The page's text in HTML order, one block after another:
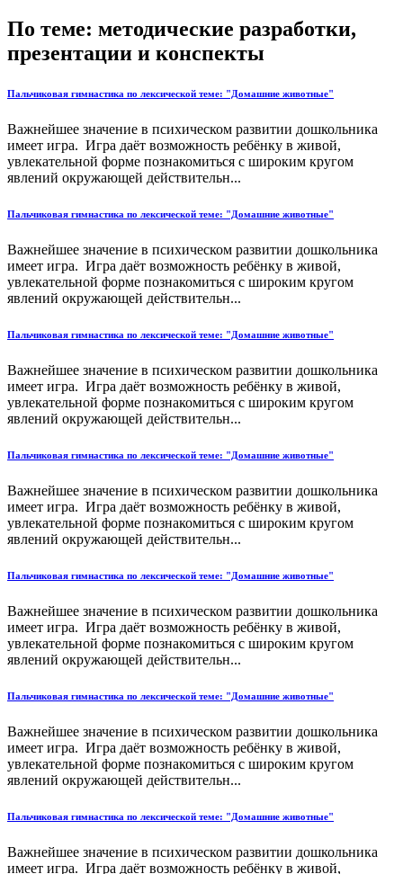
По теме: методические разработки,
презентации и конспекты
Пальчиковая гимнастика по лексической теме: "Домашние животные"
Важнейшее значение в психическом развитии дошкольника
имеет игра. Игра даёт возможность ребёнку в живой,
увлекательной форме познакомиться с широким кругом
явлений окружающей действительн...
Пальчиковая гимнастика по лексической теме: "Домашние животные"
Важнейшее значение в психическом развитии дошкольника
имеет игра. Игра даёт возможность ребёнку в живой,
увлекательной форме познакомиться с широким кругом
явлений окружающей действительн...
Пальчиковая гимнастика по лексической теме: "Домашние животные"
Важнейшее значение в психическом развитии дошкольника
имеет игра. Игра даёт возможность ребёнку в живой,
увлекательной форме познакомиться с широким кругом
явлений окружающей действительн...
Пальчиковая гимнастика по лексической теме: "Домашние животные"
Важнейшее значение в психическом развитии дошкольника
имеет игра. Игра даёт возможность ребёнку в живой,
увлекательной форме познакомиться с широким кругом
явлений окружающей действительн...
Пальчиковая гимнастика по лексической теме: "Домашние животные"
Важнейшее значение в психическом развитии дошкольника
имеет игра. Игра даёт возможность ребёнку в живой,
увлекательной форме познакомиться с широким кругом
явлений окружающей действительн...
Пальчиковая гимнастика по лексической теме: "Домашние животные"
Важнейшее значение в психическом развитии дошкольника
имеет игра. Игра даёт возможность ребёнку в живой,
увлекательной форме познакомиться с широким кругом
явлений окружающей действительн...
Пальчиковая гимнастика по лексической теме: "Домашние животные"
Важнейшее значение в психическом развитии дошкольника
имеет игра. Игра даёт возможность ребёнку в живой,